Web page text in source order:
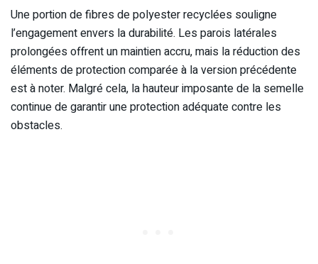
Une portion de fibres de polyester recyclées souligne
l’engagement envers la durabilité. Les parois latérales
prolongées offrent un maintien accru, mais la réduction des
éléments de protection comparée à la version précédente
est à noter. Malgré cela, la hauteur imposante de la semelle
continue de garantir une protection adéquate contre les
obstacles.